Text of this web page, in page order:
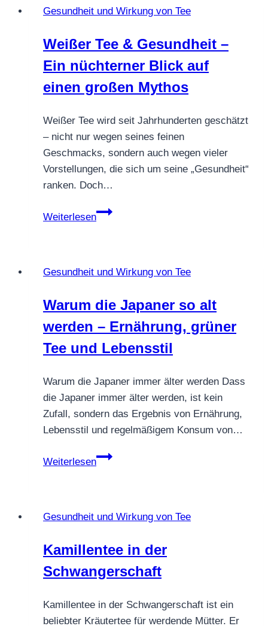
Gesundheit und Wirkung von Tee
Weißer Tee & Gesundheit –
Ein nüchterner Blick auf
einen großen Mythos
Weißer Tee wird seit Jahrhunderten geschätzt
– nicht nur wegen seines feinen
Geschmacks, sondern auch wegen vieler
Vorstellungen, die sich um seine „Gesundheit“
ranken. Doch…
Weiterlesen
Weißer
–
nüchterner
Blick
einen
Mythos
Gesundheit und Wirkung von Tee
Warum die Japaner so alt
werden – Ernährung, grüner
Tee und Lebensstil
Warum die Japaner immer älter werden Dass
die Japaner immer älter werden, ist kein
Zufall, sondern das Ergebnis von Ernährung,
Lebensstil und regelmäßigem Konsum von…
Weiterlesen
Warum
alt
–
Ernährung,
Tee
und
Gesundheit und Wirkung von Tee
Kamillentee in der
Schwangerschaft
Kamillentee in der Schwangerschaft ist ein
beliebter Kräutertee für werdende Mütter. Er